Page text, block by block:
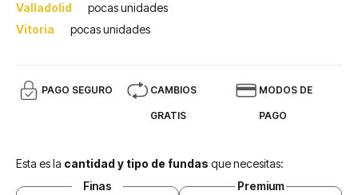
Valladolid
pocas unidades
Vitoria
pocas unidades
PAGO SEGURO CAMBIOS
GRATIS
MODOS DE
PAGO
Esta es la cantidad y tipo de fundas que necesitas:
Finas
Premium